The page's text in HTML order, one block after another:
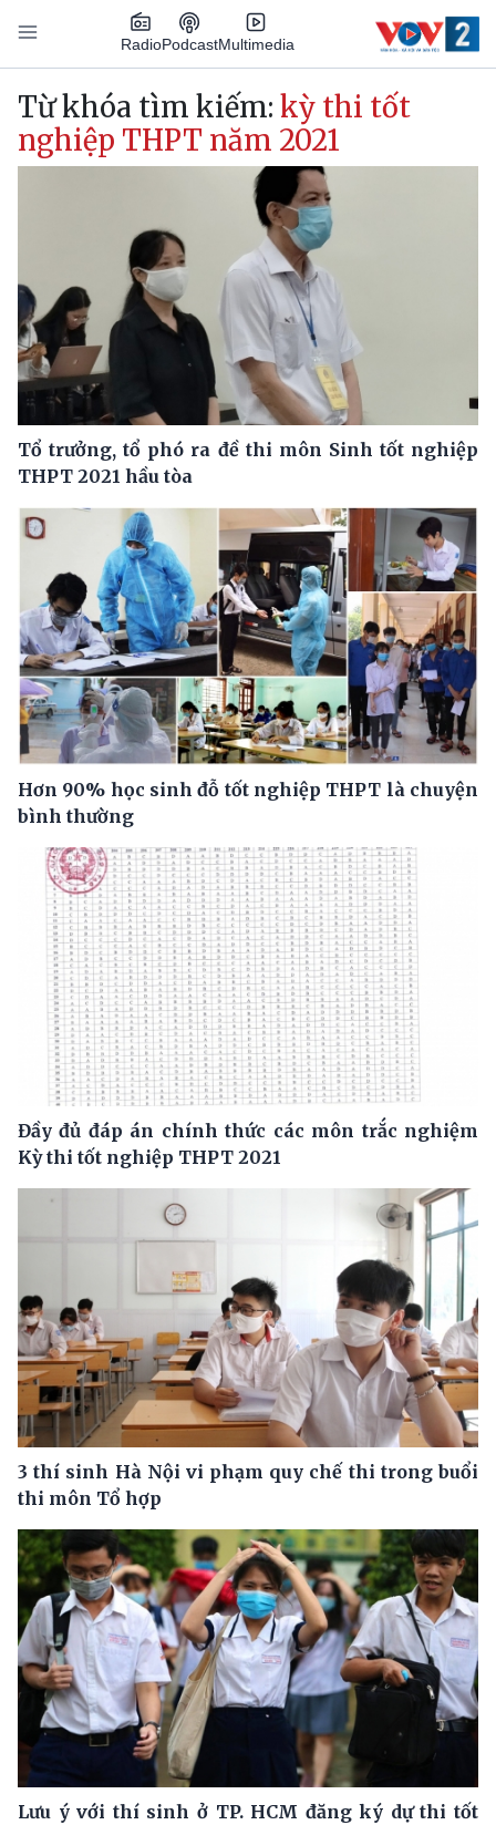
Nhảy đến nội dung
RadioPodcastMultimedia
Main navigation
Từ khóa tìm kiếm: kỳ thi tốt
nghiệp THPT năm 2021
Tổ trưởng, tổ phó ra đề thi môn Sinh tốt nghiệp
THPT 2021 hầu tòa
Hơn 90% học sinh đỗ tốt nghiệp THPT là chuyện
bình thường
Đầy đủ đáp án chính thức các môn trắc nghiệm
Kỳ thi tốt nghiệp THPT 2021
3 thí sinh Hà Nội vi phạm quy chế thi trong buổi
thi môn Tổ hợp
Lưu ý với thí sinh ở TP. HCM đăng ký dự thi tốt